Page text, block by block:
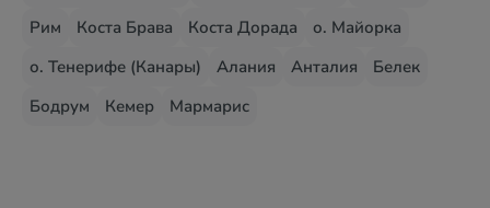
Рим
Коста Брава Коста Дорада
о. Майорка
о. Тенерифе (Канары)
Алания Анталия
Белек
Бодрум
Кемер Мармарис